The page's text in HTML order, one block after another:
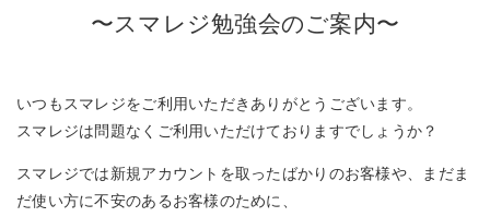
〜スマレジ勉強会のご案内〜
いつもスマレジをご利用いただきありがとうございます。
スマレジは問題なくご利用いただけておりますでしょうか？
スマレジでは新規アカウントを取ったばかりのお客様や、まだま
だ使い方に不安のあるお客様のために、